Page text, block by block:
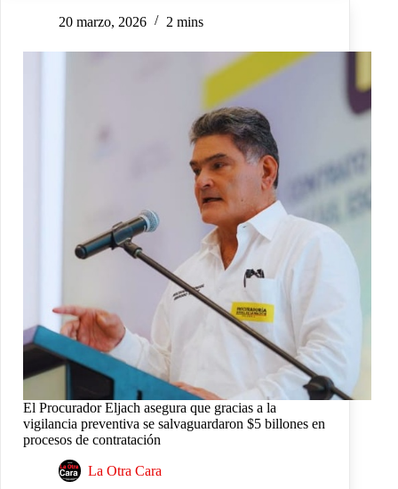
20 marzo, 2026 2 mins
El Procurador Eljach asegura que gracias a la
vigilancia preventiva se salvaguardaron $5 billones en
procesos de contratación
La Otra Cara